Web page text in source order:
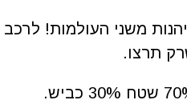
משני העולמות!
תרצו.
30% כביש.